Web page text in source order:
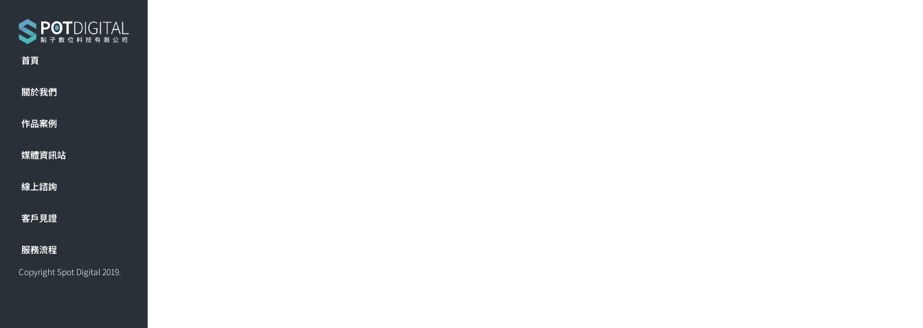
首頁
關於我們
作品案例
媒體資訊站
線上諮詢
客戶見證
服務流程
Copyright Spot Digital 2019.